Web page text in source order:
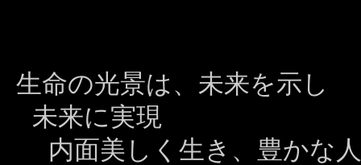
生命の光景は、未来を示し
未来に実現
内面美しく生き、豊かな